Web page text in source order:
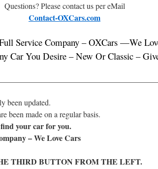
Questions? Please contact us per eMail
Contact-OXCars.com
Service Company – OXCars —We
Car You Desire – New Or Classic –
been updated.
been made on a regular basis.
your car for you.
– We Love Cars
THIRD BUTTON FROM THE LEFT.